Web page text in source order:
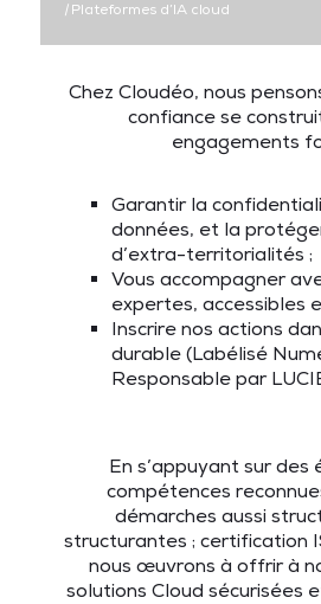
|Plateformes d’IA cloud
Chez Cloudéo, nous
confiance se
engagements
Garantir la
données, et la
d’extra-territorialités ;
Vous accompagner
expertes, accessibles
Inscrire nos actions
durable (Labélisé
Responsable par
En s’appuyant sur des
compétences
démarches aussi
structurantes ; certification
nous œuvrons à offrir à
solutions Cloud sécurisées